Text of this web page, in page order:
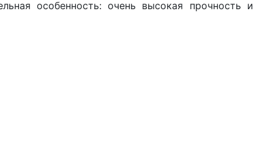
особенность: очень высокая прочность и